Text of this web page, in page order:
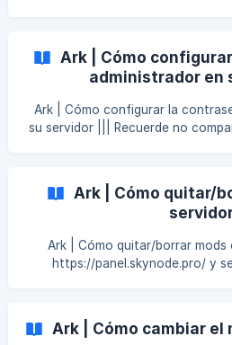
necesitas la dirección IP y no el
Startup en la parte inferior
Port. En este caso,
Ark | Cómo
administrador en
Ark | Cómo configurar la
su servidor ||| Recuerde no
superior derecha Busque la
reiniciar su servidor para que
estés en el juego.
Ark | Cómo quitar/
Ark | Cómo quitar/borrar mods
https://panel.skynode.pro/ y
eliminar. Esto es para evitar
descargar el mod después de
Ark | Cómo cambiar el